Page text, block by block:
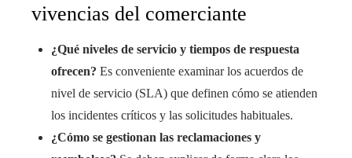
vivencias del comerciante
¿Qué niveles de servicio y tiempos de respuesta
ofrecen? Es conveniente examinar los acuerdos de
nivel de servicio (SLA) que definen cómo se atienden
los incidentes críticos y las solicitudes habituales.
¿Cómo se gestionan las reclamaciones y